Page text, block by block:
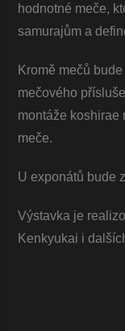
hodnotné meče,
samurajům a
Kromě mečů
mečového
montáže koshirae
meče.
U exponátů bude
Výstavka je
Kenkyukai i